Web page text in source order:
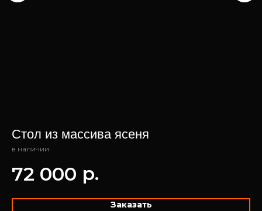
Стол из массива ясеня
в наличии
72 000 р.
Заказать